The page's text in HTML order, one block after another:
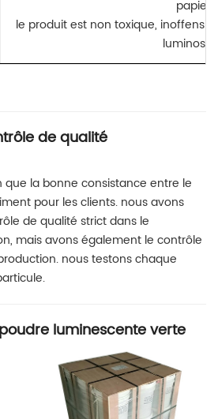
papier
le produit est non toxique,
de qualité
la bonne consistance entre le
pour les clients. nous avons
de qualité strict dans le
mais avons également le contrôle
nous testons chaque
luminescente verte